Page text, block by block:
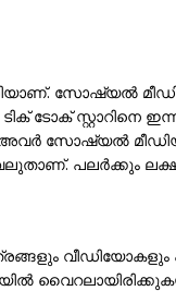
സോഷ്യൽ
ടിക് ടോക് സ്റ്റാറിനെ
അവർ സോഷ്യൽ
പലർക്കും
വീഡിയോകളും